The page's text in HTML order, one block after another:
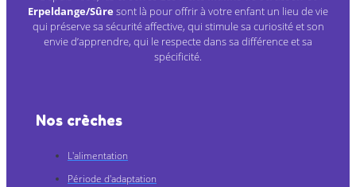
Erpeldange/Sûre sont là pour offrir à votre enfant un lieu de vie
qui préserve sa sécurité affective, qui stimule sa curiosité et son
envie d’apprendre, qui le respecte dans sa différence et sa
spécificité.
Nos crèches
L'alimentation
Période d'adaptation